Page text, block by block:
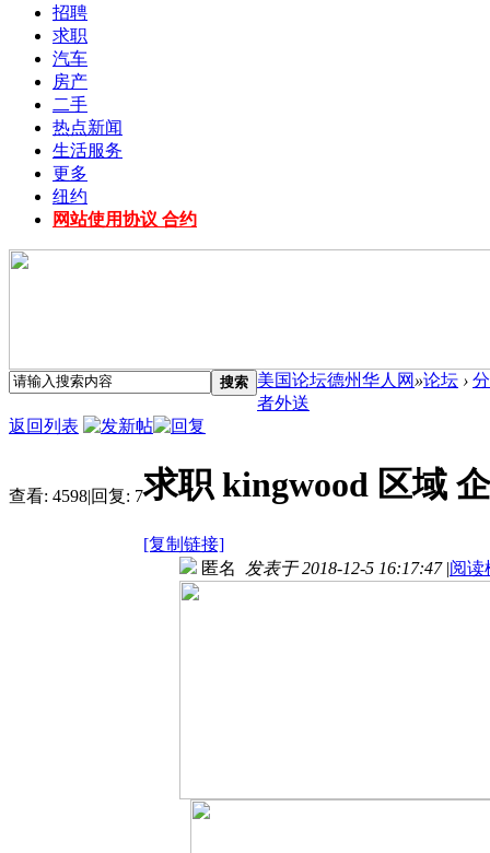
招聘
求职
汽车
房产
二手
热点新闻
生活服务
更多
纽约
网站使用协议 合约
搜索 美国论坛德州华人网 »论坛 ›
者外送
返回列表
查看: 4598|回复: 7求职 kingwood 区域
[复制链接]
匿名 发表于 2018-12-5 16:17:47 |阅读